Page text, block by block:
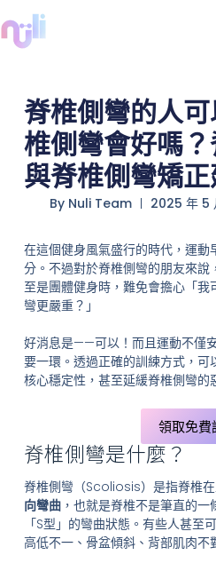
脊椎側彎的人
椎側彎會好嗎
與脊椎側彎矯
ByNuli Team 2025 年 5
在這個健身風氣盛行的時代，運動
分。不過對於脊椎側彎的朋友來
至是團體健身時，難免會擔心「
彎更嚴重？」
好消息是——可以！而且運動不僅
要一環。透過正確的訓練方式，
核心穩定性，甚至延緩脊椎側彎的
領取免費
脊椎側彎是什麼？
脊椎側彎（Scoliosis）是指脊椎
向彎曲，也就是脊椎不是筆直的
「S型」的彎曲狀態。有些人甚至
高低不一、骨盆傾斜、背部肌肉不